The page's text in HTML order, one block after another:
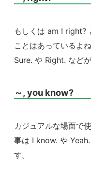
もしくは am I right?
ことはあっているよ
Sure. や Right. などが
～, you know?
カジュアルな場面で
事は I know. や
す。